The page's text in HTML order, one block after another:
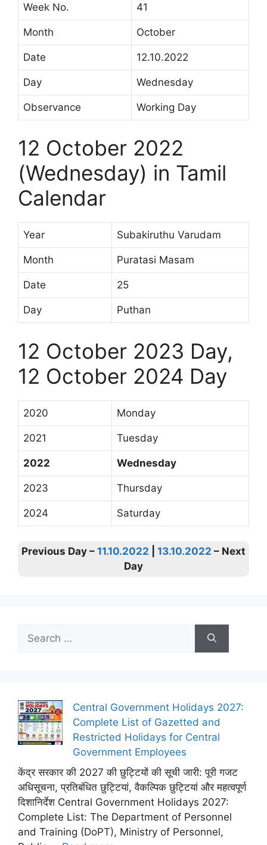
Week No. 41
Month October
Date 12.10.2022
Day Wednesday
Observance Working Day
12 October 2022
(Wednesday) in Tamil
Calendar
Year Subakiruthu Varudam
Month Puratasi Masam
Date 25
Day Puthan
12 October 2023 Day,
12 October 2024 Day
2020 Monday
2021 Tuesday
2022 Wednesday
2023 Thursday
2024 Saturday
Previous Day – 11.10.2022 13.10.2022 – Next
Day
Search
for:
Central Government Holidays 2027:
Complete List of Gazetted and
Restricted Holidays for Central
Government Employees
केंद्र सरकार की 2027 की छुट्टियों की सूची जारी: पूरी गजट
अधिसूचना, प्रतिबंधित छुट्टियां, वैकल्पिक छुट्टियां और महत्वपूर्ण
दिशानिर्देश Central Government Holidays 2027:
Complete List: The Department of Personnel
and Training (DoPT), Ministry of Personnel,